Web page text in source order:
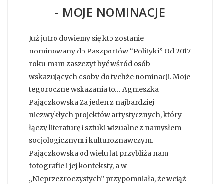
- MOJE NOMINACJE
Już jutro dowiemy się kto zostanie
nominowany do Paszportów “Polityki”. Od 2017
roku mam zaszczyt być wśród osób
wskazujących osoby do tychże nominacji. Moje
tegoroczne wskazania to… Agnieszka
Pajączkowska Za jeden z najbardziej
niezwykłych projektów artystycznych, który
łączy literaturę i sztuki wizualne z namysłem
socjologicznym i kulturoznawczym.
Pajączkowska od wielu lat przybliża nam
fotografie i jej konteksty, a w
„Nieprzezroczystych” przypomniała, że wciąż